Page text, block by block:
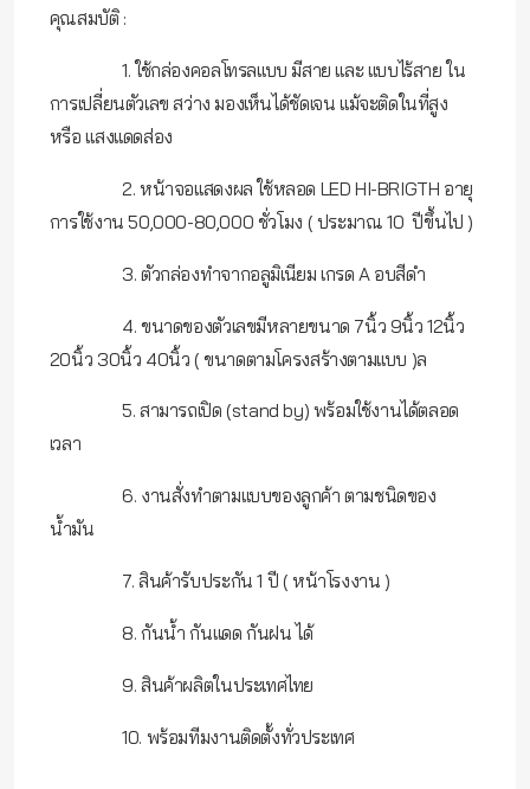
คุณสมบัติ :
1. ใช้กล่องคอลโทรลแบบ มีสาย และ แบบไร้สาย ใน
การเปลี่ยนตัวเลข สว่าง มองเห็นได้ชัดเจน แม้จะติดในที่สูง
หรือ แสงแดดส่อง
2. หน้าจอแสดงผล ใช้หลอด LED HI-BRIGTH อายุ
การใช้งาน 50,000-80,000 ชั่วโมง ( ประมาณ 10 ปีขึ้นไป )
3. ตัวกล่องทำจากอลูมิเนียม เกรด A อบสีดำ
4. ขนาดของตัวเลขมีหลายขนาด 7นิ้ว 9นิ้ว 12นิ้ว
20นิ้ว 30นิ้ว 40นิ้ว ( ขนาดตามโครงสร้างตามแบบ )ล
5. สามารถเปิด (stand by) พร้อมใช้งานได้ตลอด
เวลา
6. งานสั่งทำตามแบบของลูกค้า ตามชนิดของ
น้ำมัน
7. สินค้ารับประกัน 1 ปี ( หน้าโรงงาน )
8. กันน้ำ กันแดด กันฝน ได้
9. สินค้าผลิตในประเทศไทย
10. พร้อมทีมงานติดตั้งทั่วประเทศ